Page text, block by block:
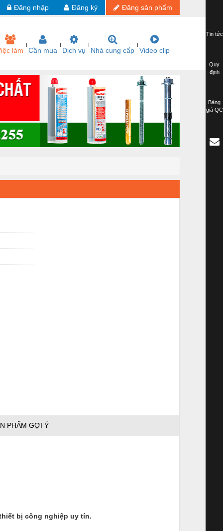
Đăng sản phẩm
Đăng ký
Đăng nhập
làm Cần mua Dịch vụ Nhà cung cấp Video clip
PHẨM GỢI Ý
thiết bị công nghiệp uy tín.
Tin tức
Quy
định
Bảng
giá QC